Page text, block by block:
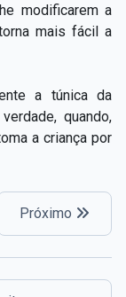
modificarem a
mais fácil a
a túnica da
quando,
a criança por
Próximo